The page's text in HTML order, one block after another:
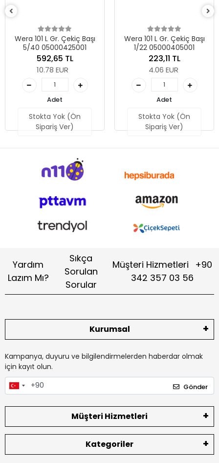
L Gr. Çekiç Başı
05000425001
592,65 TL
Yok (Ön
Sipariş Ver)
Wera 101 L Gr. Çekiç Başı
1/22 05000405001
Stokta Yok (Ön
Sipariş Ver)
Yardım
Lazım Mı?
Sıkça
Sorulan
Sorular
Müşteri Hizmetleri
+90
342 357 03 56
Kurumsal
Kampanya, duyuru ve bilgilendirmelerden haberdar olmak
için kayıt olun.
Gönder
Müşteri Hizmetleri
Kategoriler